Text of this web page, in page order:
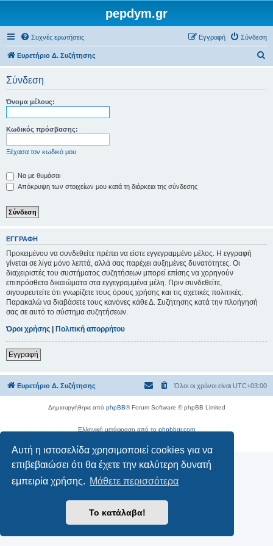
Αυτή η ιστοσελίδα χρησιμοποιεί cookies για να
επιβεβαιώσει ότι θα έχετε την καλύτερη δυνατή
εμπειρία χρήσης. Μάθετε περισσότερα
Το κατάλαβα!
pepdym.gr
Συχνές ερωτήσεις Σύνδεση
Εγγραφή
Ευρετήριο Δ. Συζήτησης
Σύνδεση
Όνομα μέλους:
Κωδικός πρόσβασης:
Ξέχασα τον κωδικό μου
Να με θυμάσαι
Απόκρυψη των στοιχείων μου κατά τη διάρκεια της σύνδεσης
ΕΓΓΡΑΦΉ
Προκειμένου να συνδεθείτε πρέπει να είστε εγγεγραμμένο μέλος. Η εγγραφή
γίνεται σε λίγα μόνο λεπτά, αλλά σας παρέχει αυξημένες δυνατότητες. Οι
διαχειριστές του συστήματος συζητήσεων μπορεί επίσης να χορηγούν
επιπρόσθετα δικαιώματα στα εγγεγραμμένα μέλη. Πριν συνδεθείτε,
σιγουρευτείτε ότι γνωρίζετε τους όρους χρήσης και τις σχετικές πολιτικές.
Παρακαλώ να διαβάσετε τους κανόνες κάθε Δ. Συζήτησης κατά την πλοήγησή
σας σε αυτό το σύστημα συζητήσεων.
Όροι χρήσης | Πολιτική απορρήτου
Εγγραφή
Ευρετήριο Δ. Συζήτησης Όλοι οι χρόνοι είναι UTC+03:00
Δημιουργήθηκε από phpBB® Forum Software © phpBB Limited
Ελληνική μετάφραση από το phpbbgr.com